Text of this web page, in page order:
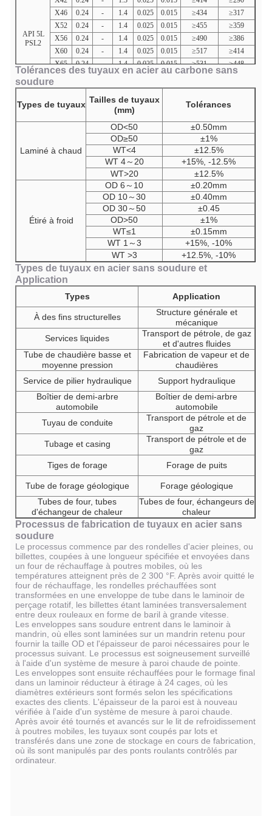
API 5L
PSL2
X46
0.24 - 1.4 0.025 0.015 ≥434
≥317
X52
0.24 - 1.4 0.025 0.015 ≥455
≥359
X56
0.24 - 1.4 0.025 0.015 ≥490
≥386
X60
0.24 - 1.4 0.025 0.015 ≥517
≥414
X65
0.24 - 1.4 0.025 0.015 ≥531
≥448
X80
0.24 - 1.4 0.025 0.015 ≥621 ≥552
Tolérances des tuyaux en acier au carbone sans
soudure
Types de tuyaux Tailles de tuyaux
(mm)
Tolérances
Laminé à chaud
OD<50
±0.50mm
OD≥50
±1%
WT<4
±12.5%
WT 4～20
+15%, -12.5%
WT>20
±12.5%
Étiré à froid
OD 6 ～ 10
±0.20mm
OD 10～30
±0.40mm
OD 30～50
±0.45
OD>50
±1%
WT≤1
±0.15mm
WT 1 ～3
+15%, -10%
WT >3 +12.5%, -10%
Types de tuyaux en acier sans soudure et
Application
Types Application
À des fins structurelles
Structure générale et
mécanique
Services liquides
Transport de pétrole, de gaz
et d'autres fluides
Tube de chaudière basse et
moyenne pression
Fabrication de vapeur et de
chaudières
Service de pilier hydraulique
Support hydraulique
Boîtier de demi-arbre
automobile
Boîtier de demi-arbre
automobile
Tuyau de conduite
Transport de pétrole et de
gaz
Tubage et casing
Transport de pétrole et de
gaz
Tiges de forage
Forage de puits
Tube de forage géologique
Forage géologique
Tubes de four, tubes
d'échangeur de chaleur
Tubes de four, échangeurs de
chaleur
Processus de fabrication de tuyaux en acier sans
soudure
Le processus commence par des rondelles d'acier pleines, ou
billettes, coupées à une longueur spécifiée et envoyées dans
un four de réchauffage à poutres mobiles, où les
températures atteignent près de 2 300 °F. Après avoir quitté le
four de réchauffage, les rondelles préchauffées sont
transformées en une enveloppe de tube dans le laminoir de
perçage rotatif, les billettes étant laminées transversalement
entre deux rouleaux en forme de baril à grande vitesse.
Les enveloppes sans soudure entrent dans le laminoir à
mandrin, où elles sont laminées sur un mandrin retenu pour
fournir la taille OD et l'épaisseur de paroi nécessaires pour le
processus suivant. Le processus est soigneusement surveillé
à l'aide d'un système de mesure à paroi chaude de pointe.
Les enveloppes sont ensuite réchauffées pour le formage final
dans un laminoir réducteur à étirage à 24 cages, où les
diamètres extérieurs sont formés selon les spécifications
exactes des clients. L'épaisseur de la paroi est à nouveau
vérifiée à l'aide d'un système de mesure à paroi chaude.
Après avoir été tournés et avancés sur le lit de refroidissement
à poutres mobiles, les tuyaux sont coupés par lots et
transférés dans une zone de stockage en cours de fabrication,
où ils sont manipulés par des ponts roulants contrôlés par
ordinateur.